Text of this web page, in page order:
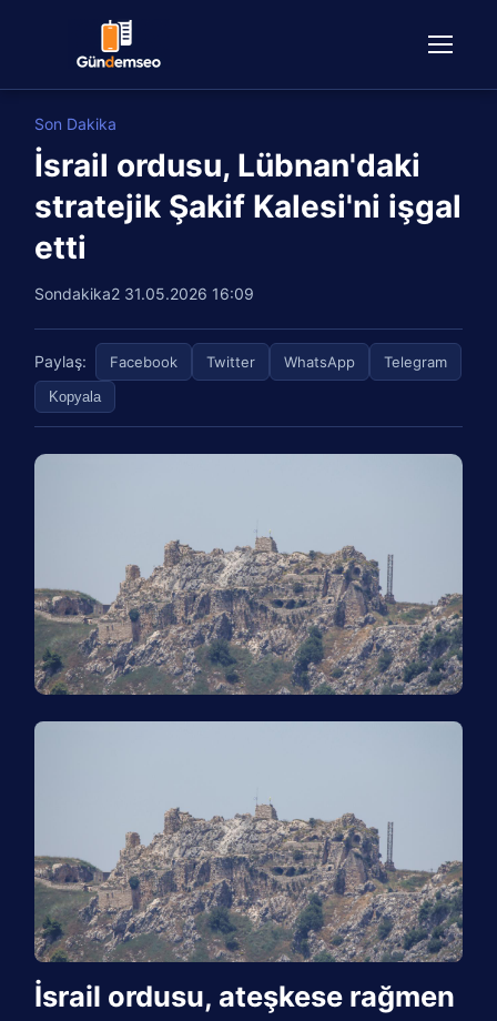
Son Dakika
İsrail ordusu, Lübnan'daki
stratejik Şakif Kalesi'ni işgal
etti
Sondakika2 31.05.2026 16:09
Paylaş: Facebook Twitter WhatsApp Telegram
Kopyala
İsrail ordusu, ateşkese rağmen